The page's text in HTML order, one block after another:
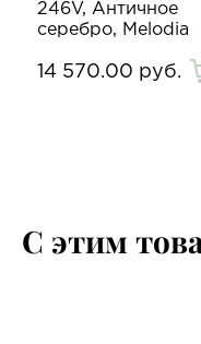
246V, Античное
серебро, Melodia
14 570.00 руб.
С этим